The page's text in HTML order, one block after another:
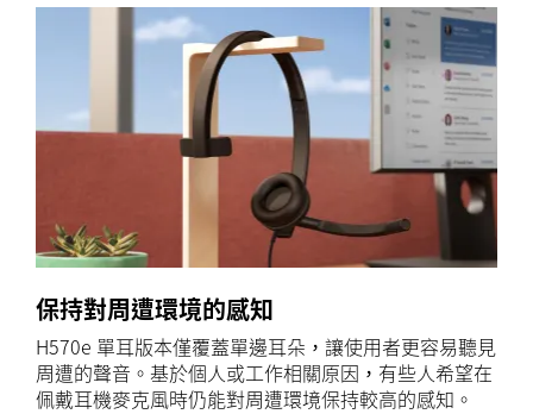
保持對周遭環境的感知
H570e 單耳版本僅覆蓋單邊耳朵，讓使用者更容易聽見
周遭的聲音。基於個人或工作相關原因，有些人希望在
佩戴耳機麥克風時仍能對周遭環境保持較高的感知。